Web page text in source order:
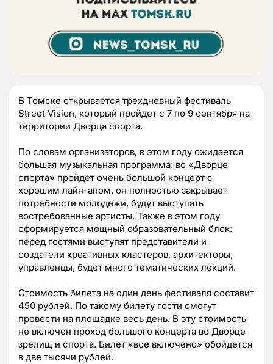
В Томске открывается трехдневный фестиваль
Street Vision, который пройдет с 7 по 9 сентября на
территории Дворца спорта.
По словам организаторов, в этом году ожидается
большая музыкальная программа: во «Дворце
спорта» пройдет очень большой концерт с
хорошим лайн-апом, он полностью закрывает
потребности молодежи, будут выступать
востребованные артисты. Также в этом году
сформируется мощный образовательный блок:
перед гостями выступят представители и
создатели креативных кластеров, архитекторы,
управленцы, будет много тематических лекций.
Стоимость билета на один день фестиваля составит
450 рублей. По такому билету гости смогут
провести на площадке весь день. В эту стоимость
не включен проход большого концерта во Дворце
зрелищ и спорта. Билет «все включено» обойдется
в две тысячи рублей.